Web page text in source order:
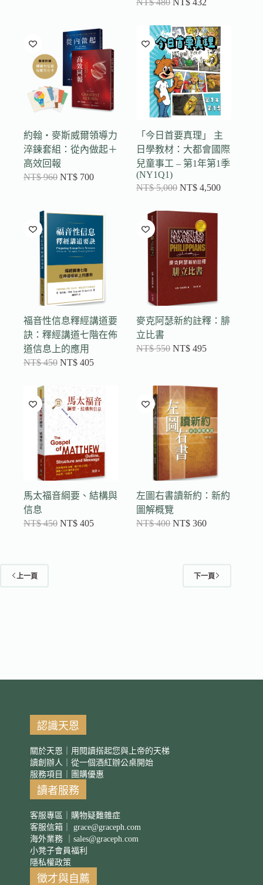
約翰‧麥斯威爾領導力
淬鍊套組：從內做起＋
高效回報
NT$960 NT$ 700
「今日首要真理」 主
日學教材：大都會國際
兒童事工 – 第1年第1季
(NY1Q1)
NT$5,000 NT$ 4,500
福音性信息釋經講道要
訣：釋經講道七階在佈
道信息上的應用
NT$450 NT$ 405
麥克阿瑟新約註釋：腓
立比書
NT$550 NT$ 495
馬太福音綱要、結構與
信息
NT$450 NT$ 405
左圖右書讀新約：新約
圖解概覽
NT$400 NT$ 360
上一頁 下一頁
認識天恩
關於天恩｜用閱讀搭起您與上帝的天梯
讀創辦人｜從一個酒紅辦公桌開始
服務項目｜團購優惠
讀者服務
客服專區｜購物疑難雜症
客服信箱｜ grace@graceph.com
海外業務 ｜ sales@graceph.com
小凳子會員福利
隱私權政策
徵才與自薦